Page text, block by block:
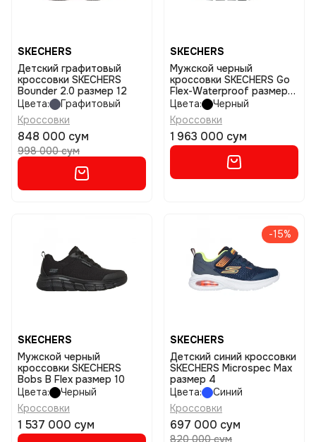
SKECHERS
Детский графитовый
кроссовки SKECHERS
Bounder 2.0 размер 12
Цвета:
Графитовый
Кроссовки
848 000 сум
998 000 сум
SKECHERS
Мужской черный
кроссовки SKECHERS Go
Flex-Waterproof размер
11
Цвета:
Черный
Кроссовки
1 963 000 сум
SKECHERS
Мужской черный
кроссовки SKECHERS
Bobs B Flex размер 10
Цвета:
Черный
Кроссовки
1 537 000 сум
-15%
SKECHERS
Детский синий кроссовки
SKECHERS Microspec Max
размер 4
Цвета:
Синий
Кроссовки
697 000 сум
820 000 сум